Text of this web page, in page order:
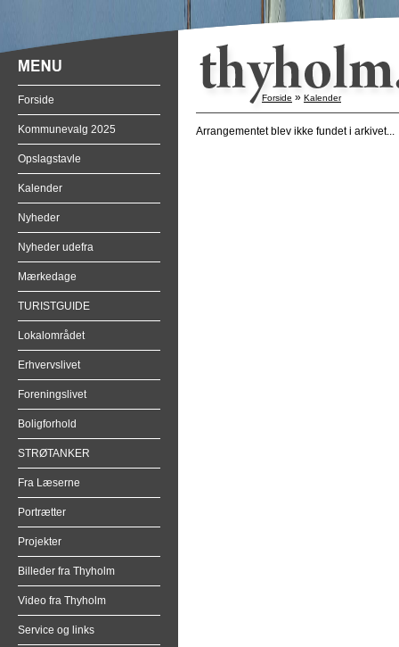
Forside
Kommunevalg 2025
Opslagstavle
Kalender
Nyheder
Nyheder udefra
Mærkedage
TURISTGUIDE
Lokalområdet
Erhvervslivet
Foreningslivet
Boligforhold
STRØTANKER
Fra Læserne
Portrætter
Projekter
Billeder fra Thyholm
Video fra Thyholm
Service og links
Forside » Kalender
Arrangementet blev ikke fundet i arkivet...